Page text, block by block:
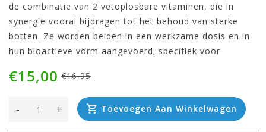
de combinatie van 2 vetoplosbare vitaminen, die in
synergie vooral bijdragen tot het behoud van sterke
botten. Ze worden beiden in een werkzame dosis en in
hun bioactieve vorm aangevoerd; specifiek voor
€16,95
€15,00
+
- Toevoegen Aan Winkelwagen